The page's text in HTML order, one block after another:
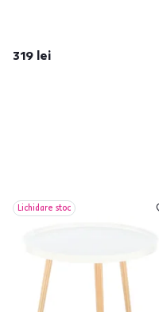
319 lei
Lichidare stoc